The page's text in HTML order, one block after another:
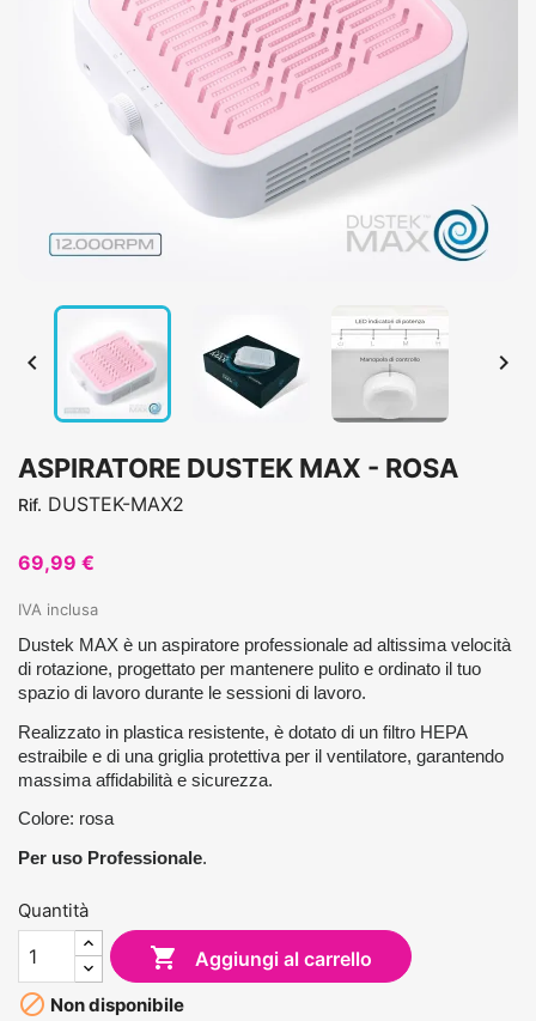
 
ASPIRATORE DUSTEK MAX - ROSA
Rif. DUSTEK-MAX2
69,99 €
IVA inclusa
Dustek MAX è un aspiratore professionale ad altissima velocità
di rotazione, progettato per mantenere pulito e ordinato il tuo
spazio di lavoro durante le sessioni di lavoro.
Realizzato in plastica resistente, è dotato di un filtro HEPA
estraibile e di una griglia protettiva per il ventilatore, garantendo
massima affidabilità e sicurezza.
Colore: rosa
Per uso Professionale.
Quantità
 Aggiungi al carrello
 Non disponibile